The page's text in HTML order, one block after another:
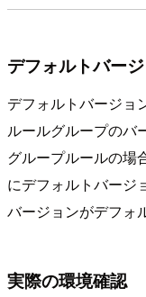
デフォルトバー
デフォルトバージョ
ルールグループのバ
グループルールの場
にデフォルトバージ
バージョンがデフォ
実際の環境確認